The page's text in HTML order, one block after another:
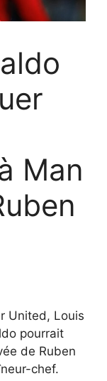
Man
United, Louis
pourrait
de Ruben
chef.